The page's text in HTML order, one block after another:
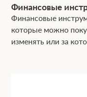
Финансовые
Финансовые
которые можно
изменять или за